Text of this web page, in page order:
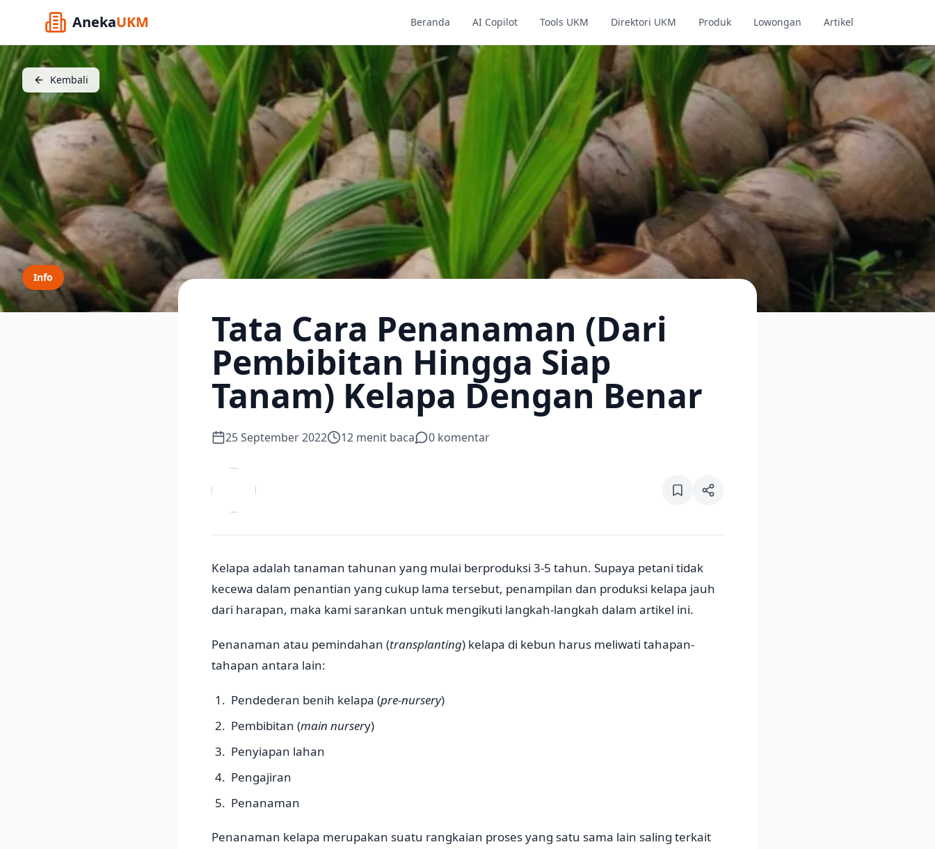
AnekaUKM Beranda AI Copilot Tools UKM Direktori UKM Produk Lowongan Artikel
Kembali
Info
Tata Cara Penanaman (Dari
Pembibitan Hingga Siap
Tanam) Kelapa Dengan Benar
25 September 2022 12 menit baca 0 komentar
Kelapa adalah tanaman tahunan yang mulai berproduksi 3-5 tahun. Supaya petani tidak
kecewa dalam penantian yang cukup lama tersebut, penampilan dan produksi kelapa jauh
dari harapan, maka kami sarankan untuk mengikuti langkah-langkah dalam artikel ini.
Penanaman atau pemindahan (transplanting) kelapa di kebun harus meliwati tahapan-
tahapan antara lain:
Pendederan benih kelapa (pre-nursery)
Pembibitan (main nursery)
Penyiapan lahan
Pengajiran
Penanaman
Penanaman kelapa merupakan suatu rangkaian proses yang satu sama lain saling terkait